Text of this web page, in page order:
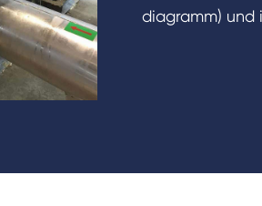
diagramm) und